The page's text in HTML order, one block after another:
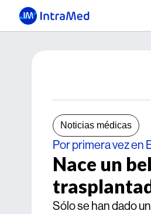
Noticias médicas
Por primera vez en
Nace un
Sólo se han dado